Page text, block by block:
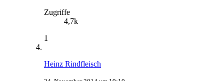
Zugriffe
4,7k
1
Heinz Rindfleisch